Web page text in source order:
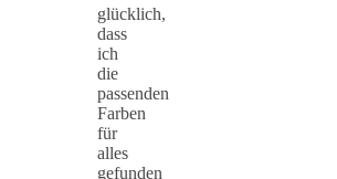
glücklich,
dass
ich
die
passenden
Farben
für
alles
gefunden